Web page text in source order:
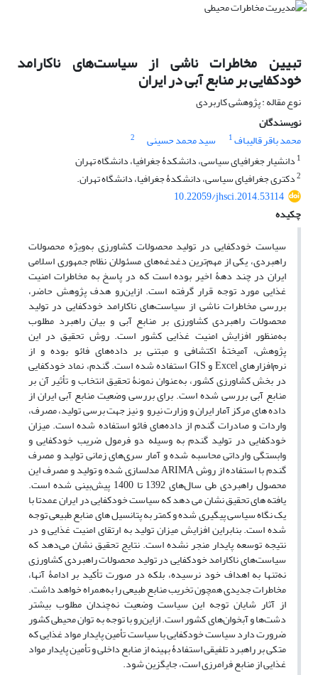
تبیین مخاطرات ناشی از سیاست‌های ناکارامد
خودکفایی بر منابع آبی در ایران
نوع مقاله : پژوهشی کاربردی
نویسندگان
محمد باقر قالیباف1 سید محمد حسینی
2
1 دانشیار جغرافیای سیاسی، دانشکدۀ جغرافیا، دانشگاه تهران
2دکتری جغرافیای سیاسی، دانشکدۀ جغرافیا، دانشگاه تهران.
10.22059/jhsci.2014.53114
چکیده
سیاست خودکفایی در تولید محصولات کشاورزی به‌ویژه محصولات
راهبردی، یکی از مهم‌ترین دغدغه‌های مسئولان نظام جمهوری اسلامی
ایران در چند دهۀ اخیر بوده است که در پاسخ به مخاطرات امنیت
غذایی مورد توجه قرار گرفته است. از‌این‌رو هدف پژوهش حاضر،
بررسی مخاطرات ناشی از سیاست‌های ناکارامد خودکفایی در تولید
محصولات راهبردی کشاورزی بر منابع آبی و بیان راهبرد مطلوب
به‌منظور افزایش امنیت غذایی کشور است. روش تحقیق در این
پژوهش، آمیختۀ اکتشافی و مبتنی بر داده‌های فائو بوده و از
نرم‌افزارهای Excel و GIS استفاده شده است. گندم، نماد خودکفایی
در بخش کشاورزی کشور، به‌عنوان نمونۀ تحقیق انتخاب و تأثیر آن بر
منابع آبی بررسی شده است. برای بررسی وضعیت منابع آبی ایران از
داده های مرکز آمار ایران و وزارت نیرو و نیز جهت برسی تولید، مصرف،
واردات و صادرات گندم از داده‌های فائو استفاده شده است. میزان
خودکفایی در تولید گندم به وسیله دو فرمول ضریب خودکفایی و
وابستگی وارداتی محاسبه شده و آمار سری‌های زمانی تولید و مصرف
گندم با استفاده از روش ARIMA مدلسازی شده و تولید و مصرف این
محصول راهبردی طی سال‌های 1392 تا 1400 پیش‌بینی شده است.
یافته های تحقیق نشان می دهد که سیاست خودکفایی در ایران عمدتا با
یک نگاه سیاسی پیگیری شده و کمتر به پتانسیل های منابع طبیعی توجه
شده است. بنابراین افزایش میزان تولید به ارتقای امنیت غذایی و در
نتیجه توسعه پایدار منجر نشده است. نتایج تحقیق نشان می‌دهد که
سیاست‌های ناکارامد خودکفایی در تولید محصولات راهبردی کشاورزی
نه‌‌تنها به اهداف خود نرسیده، بلکه در صورت تأکید بر ادامۀ آنها،
مخاطرات جدیدی همچون تخریب منابع طبیعی را به‌همراه خواهد داشت.
از آثار شایان توجه این سیاست وضعیت نه‌چندان مطلوب بیشتر
دشت‌ها و آبخوان‌های کشور است. ازاین‌رو با توجه به توان‌ محیطی کشور
ضرورت دارد سیاست خودکفایی با سیاست تأمین پایدار مواد غذایی که
متکی بر راهبرد تلفیقی استفادۀ بهینه از منابع داخلی و تأمین پایدار مواد
غذایی از منابع فرامرزی است، جایگزین شود.